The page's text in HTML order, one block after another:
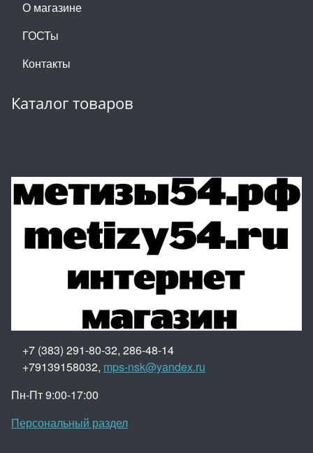
О магазине
ГОСТы
Контакты
Каталог товаров
+7 (383) 291-80-32, 286-48-14
+79139158032, mps-nsk@yandex.ru
Пн-Пт 9:00-17:00
Персональный раздел